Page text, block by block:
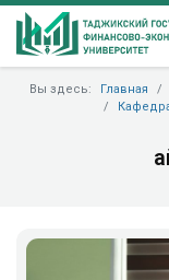
Вы здесь: Главная